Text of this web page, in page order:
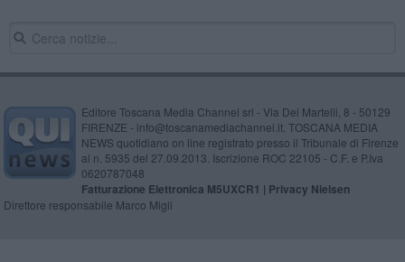
Editore Toscana Media Channel srl - Via Dei Martelli, 8 - 50129
FIRENZE - info@toscanamediachannel.it. TOSCANA MEDIA
NEWS quotidiano on line registrato presso il Tribunale di Firenze
al n. 5935 del 27.09.2013. Iscrizione ROC 22105 - C.F. e P.Iva
0620787048
Fatturazione Elettronica M5UXCR1 | Privacy Nielsen
Direttore responsabile Marco Migli